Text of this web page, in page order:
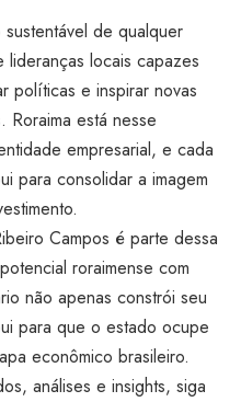
de qualquer
locais capazes
políticas e inspirar novas
está nesse
empresarial, e cada
para consolidar a imagem
Campos é parte dessa
roraimense com
não apenas constrói seu
para que o estado ocupe
econômico brasileiro.
análises e insights, siga